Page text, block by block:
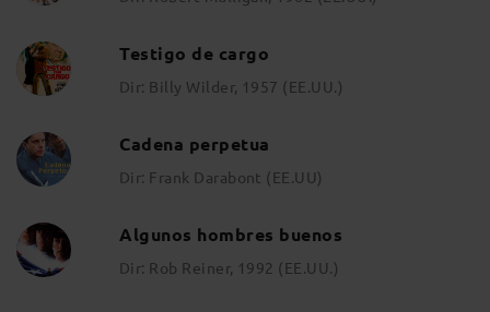
Testigo de cargo
Dir: Billy Wilder, 1957 (EE.UU.)
Cadena perpetua
Dir: Frank Darabont (EE.UU)
Algunos hombres buenos
Dir: Rob Reiner, 1992 (EE.UU.)